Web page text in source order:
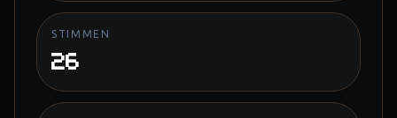
STIMMEN
26